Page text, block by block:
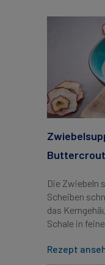
Die Zwiebeln
Scheiben
das
Schale in
Rezept